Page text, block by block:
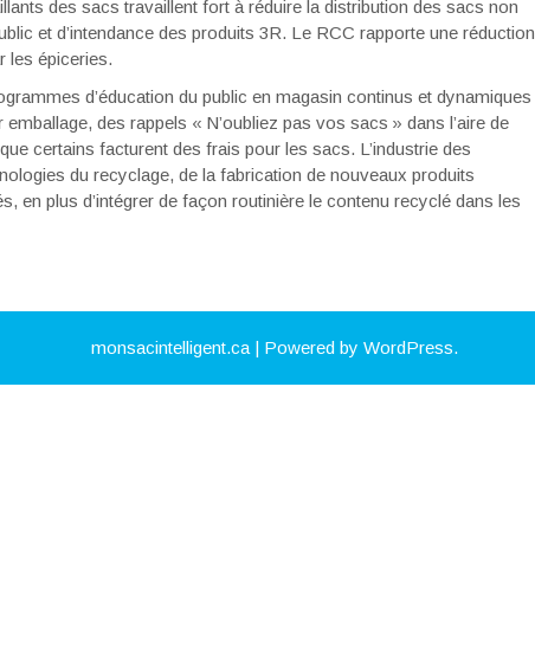
des sacs travaillent fort à réduire la distribution des sacs non
et d’intendance des produits 3R. Le RCC rapporte une réduction
les épiceries.
d’éducation du public en magasin continus et dynamiques
des rappels « N’oubliez pas vos sacs » dans l’aire de
certains facturent des frais pour les sacs. L’industrie des
du recyclage, de la fabrication de nouveaux produits
en plus d’intégrer de façon routinière le contenu recyclé dans les
monsacintelligent.ca | Powered by WordPress.